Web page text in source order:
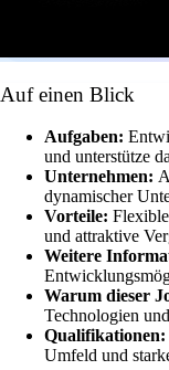
Auf einen Blick
Aufgaben:
und unterstütze
Unternehmen:
dynamischer
Vorteile:
und attraktive
Weitere
Warum dieser
Technologien
Qualifikationen:
Umfeld und